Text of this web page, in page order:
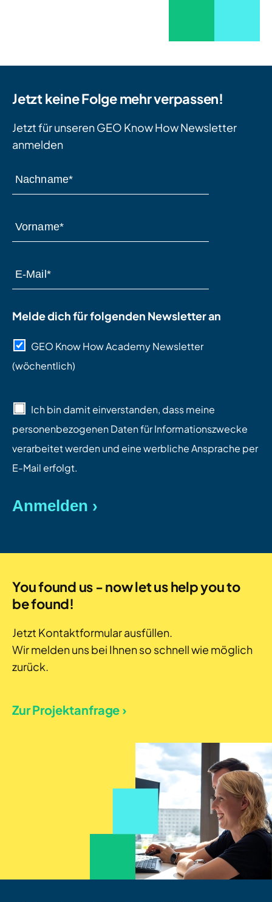
Jetzt keine Folge mehr verpassen!
Jetzt für unseren GEO Know How Newsletter
anmelden
Melde dich für folgenden Newsletter an
GEO Know How Academy Newsletter
(wöchentlich)
Ich bin damit einverstanden, dass meine
personenbezogenen Daten für Informationszwecke
verarbeitet werden und eine werbliche Ansprache per
E-Mail erfolgt.
You found us - now let us help you to
be found!
Jetzt Kontaktformular ausfüllen.
Wir melden uns bei Ihnen so schnell wie möglich
zurück.
Zur Projektanfrage ›